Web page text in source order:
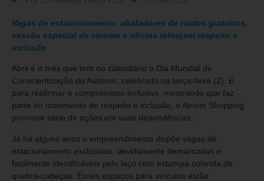
Vagas de estacionamento, abafadores de ruídos gratuitos,
sessão especial de cinema e oficina reforçam respeito e
inclusão
Abril é o mês que tem no calendário o Dia Mundial de
Conscientização do Autismo, celebrado na terça-feira (2). E
para reafirmar o compromisso inclusivo, mostrando que faz
parte do movimento de respeito e inclusão, o Atrium Shopping
promove série de ações em suas dependências.
Já há alguns anos o empreendimento dispõe vagas de
estacionamento exclusivas, devidamente demarcadas e
facilmente identificáveis pelo laço com estampa colorida de
quebra-cabeças. Esses espaços para veículos estão